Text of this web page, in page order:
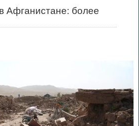
Афганистане: более